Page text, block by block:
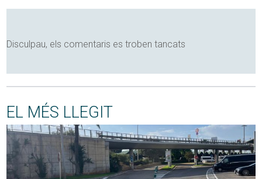
Disculpau, els comentaris es troben tancats
EL MÉS LLEGIT